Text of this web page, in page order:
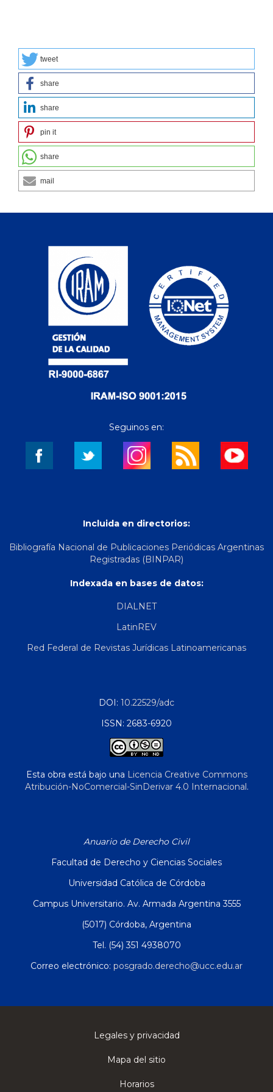
tweet
share
share
pin it
share
mail
Seguinos en:
Incluida en directorios:
Bibliografía Nacional de Publicaciones Periódicas Argentinas
Registradas (BINPAR)
Indexada en bases de datos:
DIALNET
LatinREV
Red Federal de Revistas Jurídicas Latinoamericanas
DOI: 10.22529/adc
ISSN: 2683-6920
Esta obra está bajo una Licencia Creative Commons
Atribución-NoComercial-SinDerivar 4.0 Internacional.
Anuario de Derecho Civil
Facultad de Derecho y Ciencias Sociales
Universidad Católica de Córdoba
Campus Universitario. Av. Armada Argentina 3555
(5017) Córdoba, Argentina
Tel. (54) 351 4938070
Correo electrónico: posgrado.derecho@ucc.edu.ar
Legales y privacidad
Mapa del sitio
Horarios